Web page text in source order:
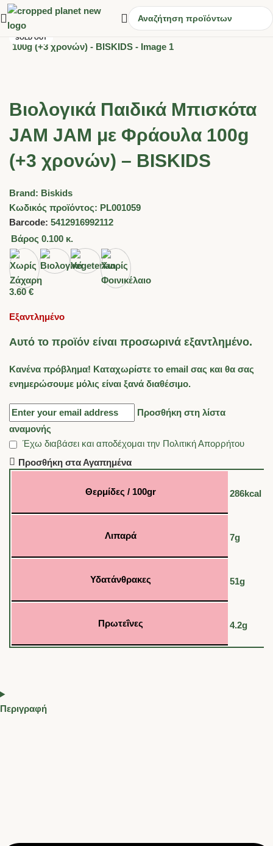
SOLD OUT
Βιολογικά Παιδικά Μπισκότα
JAM JAM με Φράουλα 100g
(+3 χρονών) – BISKIDS
Brand: Biskids
Κωδικός προϊόντος: PL001059
Barcode: 5412916992112
Βάρος 0.100 κ.
3.60€
Εξαντλημένο
Αυτό το προϊόν είναι προσωρινά εξαντλημένο.
Κανένα πρόβλημα! Καταχωρίστε το email σας και θα σας
ενημερώσουμε μόλις είναι ξανά διαθέσιμο.
Προσθήκη στη λίστα
αναμονής
Έχω διαβάσει και αποδέχομαι την Πολιτική Απορρήτου
Προσθήκη στα Αγαπημένα
Θερμίδες / 100gr 286kcal
Λιπαρά 7g
Υδατάνθρακες 51g
Πρωτεΐνες 4.2g
Περιγραφή